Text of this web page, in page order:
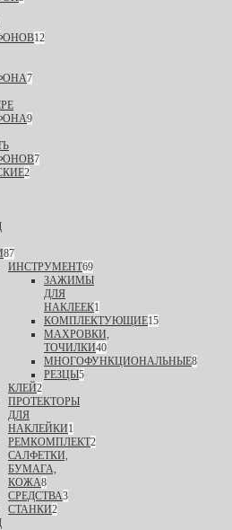
12
7
9
7
2
87
ИНСТРУМЕНТ69
ЗАЖИМЫ
ДЛЯ
НАКЛЕЕК1
КОМПЛЕКТУЮЩИЕ15
МАХРОВКИ,
ТОЧИЛКИ40
МНОГОФУНКЦИОНАЛЬНЫЕ8
РЕЗЦЫ5
КЛЕЙ2
ПРОТЕКТОРЫ
ДЛЯ
НАКЛЕЙКИ1
РЕМКОМПЛЕКТ2
САЛФЕТКИ,
БУМАГА,
КОЖА8
СРЕДСТВА3
СТАНКИ2